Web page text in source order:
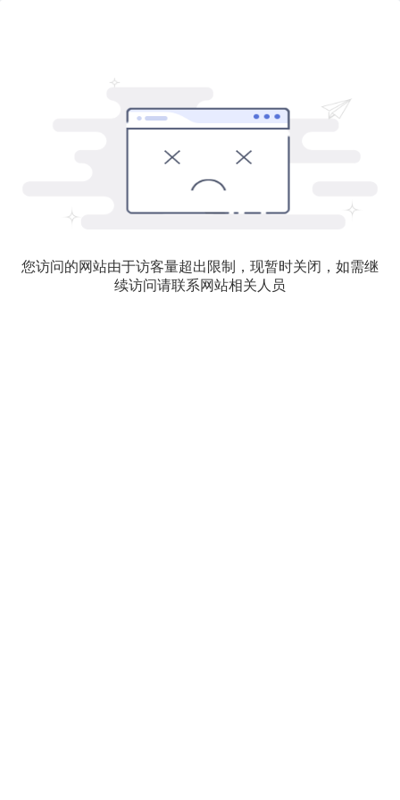
您访问的网站由于访客量超出限制，现暂时关闭，如需继
续访问请联系网站相关人员